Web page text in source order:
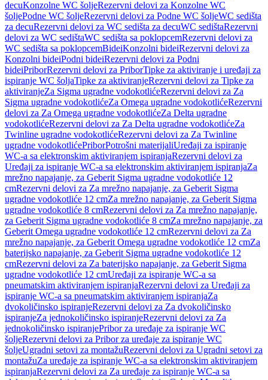
decuKonzolne WC šoljeRezervni delovi za Konzolne WC
šoljePodne WC šoljeRezervni delovi za Podne WC šoljeWC sedišta
za decuRezervni delovi za WC sedišta za decuWC sedištaRezervni
delovi za WC sedištaWC sedišta sa poklopcemRezervni delovi za
WC sedišta sa poklopcemBideiKonzolni bideiRezervni delovi za
Konzolni bideiPodni bideiRezervni delovi za Podni
bideiPriborRezervni delovi za PriborTipke za aktiviranje i uređaji za
ispiranje WC šoljaTipke za aktiviranjeRezervni delovi za Tipke za
aktiviranjeZa Sigma ugradne vodokotlićeRezervni delovi za Za
Sigma ugradne vodokotlićeZa Omega ugradne vodokotlićeRezervni
delovi za Za Omega ugradne vodokotlićeZa Delta ugradne
vodokotlićeRezervni delovi za Za Delta ugradne vodokotlićeZa
Twinline ugradne vodokotlićeRezervni delovi za Za Twinline
ugradne vodokotlićePriborPotrošni materijaliUređaji za ispiranje
WC-a sa elektronskim aktiviranjem ispiranjaRezervni delovi za
Uređaji za ispiranje WC-a sa elektronskim aktiviranjem ispiranjaZa
mrežno napajanje, za Geberit Sigma ugradne vodokotliće 12
cmRezervni delovi za Za mrežno napajanje, za Geberit Sigma
ugradne vodokotliće 12 cmZa mrežno napajanje, za Geberit Sigma
ugradne vodokotliće 8 cmRezervni delovi za Za mrežno napajanje,
za Geberit Sigma ugradne vodokotliće 8 cmZa mrežno napajanje, za
Geberit Omega ugradne vodokotliće 12 cmRezervni delovi za Za
mrežno napajanje, za Geberit Omega ugradne vodokotliće 12 cmZa
baterijsko napajanje, za Geberit Sigma ugradne vodokotliće 12
cmRezervni delovi za Za baterijsko napajanje, za Geberit Sigma
ugradne vodokotliće 12 cmUređaji za ispiranje WC-a sa
pneumatskim aktiviranjem ispiranjaRezervni delovi za Uređaji za
ispiranje WC-a sa pneumatskim aktiviranjem ispiranjaZa
dvokoličinsko ispiranjeRezervni delovi za Za dvokoličinsko
ispiranjeZa jednokoličinsko ispiranjeRezervni delovi za Za
jednokoličinsko ispiranjePribor za uređaje za ispiranje WC
šoljeRezervni delovi za Pribor za uređaje za ispiranje WC
šoljeUgradni setovi za montažuRezervni delovi za Ugradni setovi za
montažuZa uređaje za ispiranje WC-a sa elektronskim aktiviranjem
ispiranjaRezervni delovi za Za uređaje za ispiranje WC-a sa